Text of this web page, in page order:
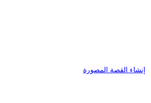
إنشاء القصة المصورة